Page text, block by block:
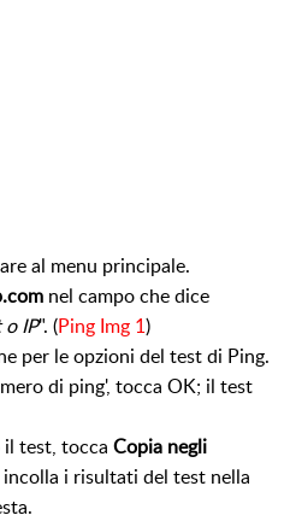
al menu principale.
nel campo che dice
o IP". (Ping Img 1)
per le opzioni del test di Ping.
di ping', tocca OK; il test
test, tocca Copia negli
incolla i risultati del test nella